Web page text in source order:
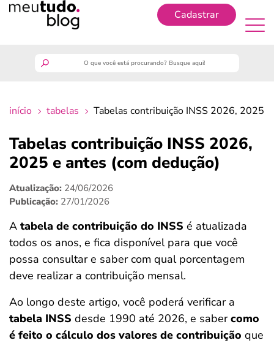
Cadastrar
finanças
benefícios
crédito fácil
últimas notícias
início tabelas Tabelas contribuição INSS 2026, 2025
Tabelas contribuição INSS 2026,
2025 e antes (com dedução)
Atualização: 24/06/2026
Publicação: 27/01/2026
A tabela de contribuição do INSS é atualizada
todos os anos, e fica disponível para que você
possa consultar e saber com qual porcentagem
deve realizar a contribuição mensal.
Ao longo deste artigo, você poderá verificar a
tabela INSS desde 1990 até 2026, e sabercomo
é feito o cálculo dos valores de contribuição que